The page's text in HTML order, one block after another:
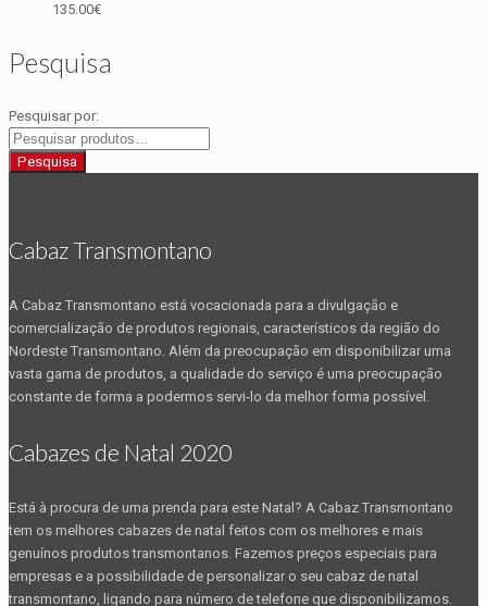
135.00€
Pesquisa
Pesquisar por:
Cabaz Transmontano
A Cabaz Transmontano está vocacionada para a divulgação e
comercialização de produtos regionais, característicos da região do
Nordeste Transmontano. Além da preocupação em disponibilizar uma
vasta gama de produtos, a qualidade do serviço é uma preocupação
constante de forma a podermos servi-lo da melhor forma possível.
Cabazes de Natal 2020
Está à procura de uma prenda para este Natal? A Cabaz Transmontano
tem os melhores cabazes de natal feitos com os melhores e mais
genuínos produtos transmontanos. Fazemos preços especiais para
empresas e a possibilidade de personalizar o seu cabaz de natal
transmontano, ligando para número de telefone que disponibilizamos.